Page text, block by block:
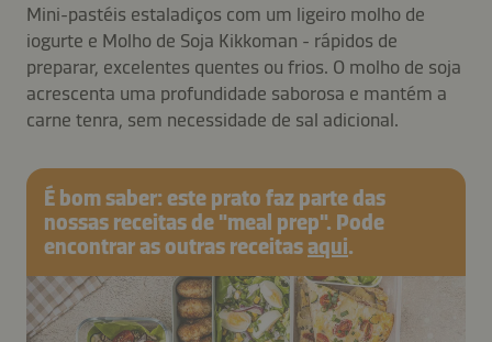
Mini-pastéis estaladiços com um ligeiro molho de
iogurte e Molho de Soja Kikkoman - rápidos de
preparar, excelentes quentes ou frios. O molho de soja
acrescenta uma profundidade saborosa e mantém a
carne tenra, sem necessidade de sal adicional.
É bom saber: este prato faz parte das
nossas receitas de "meal prep". Pode
encontrar as outras receitasaqui.